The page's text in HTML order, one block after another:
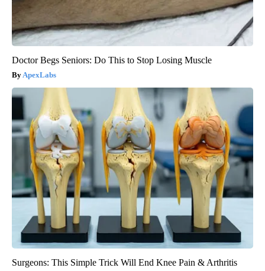
Doctor Begs Seniors: Do This to Stop Losing Muscle
ApexLabs
Surgeons: This Simple Trick Will End Knee Pain & Arthritis